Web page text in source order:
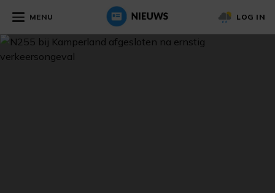
MENU LOG IN